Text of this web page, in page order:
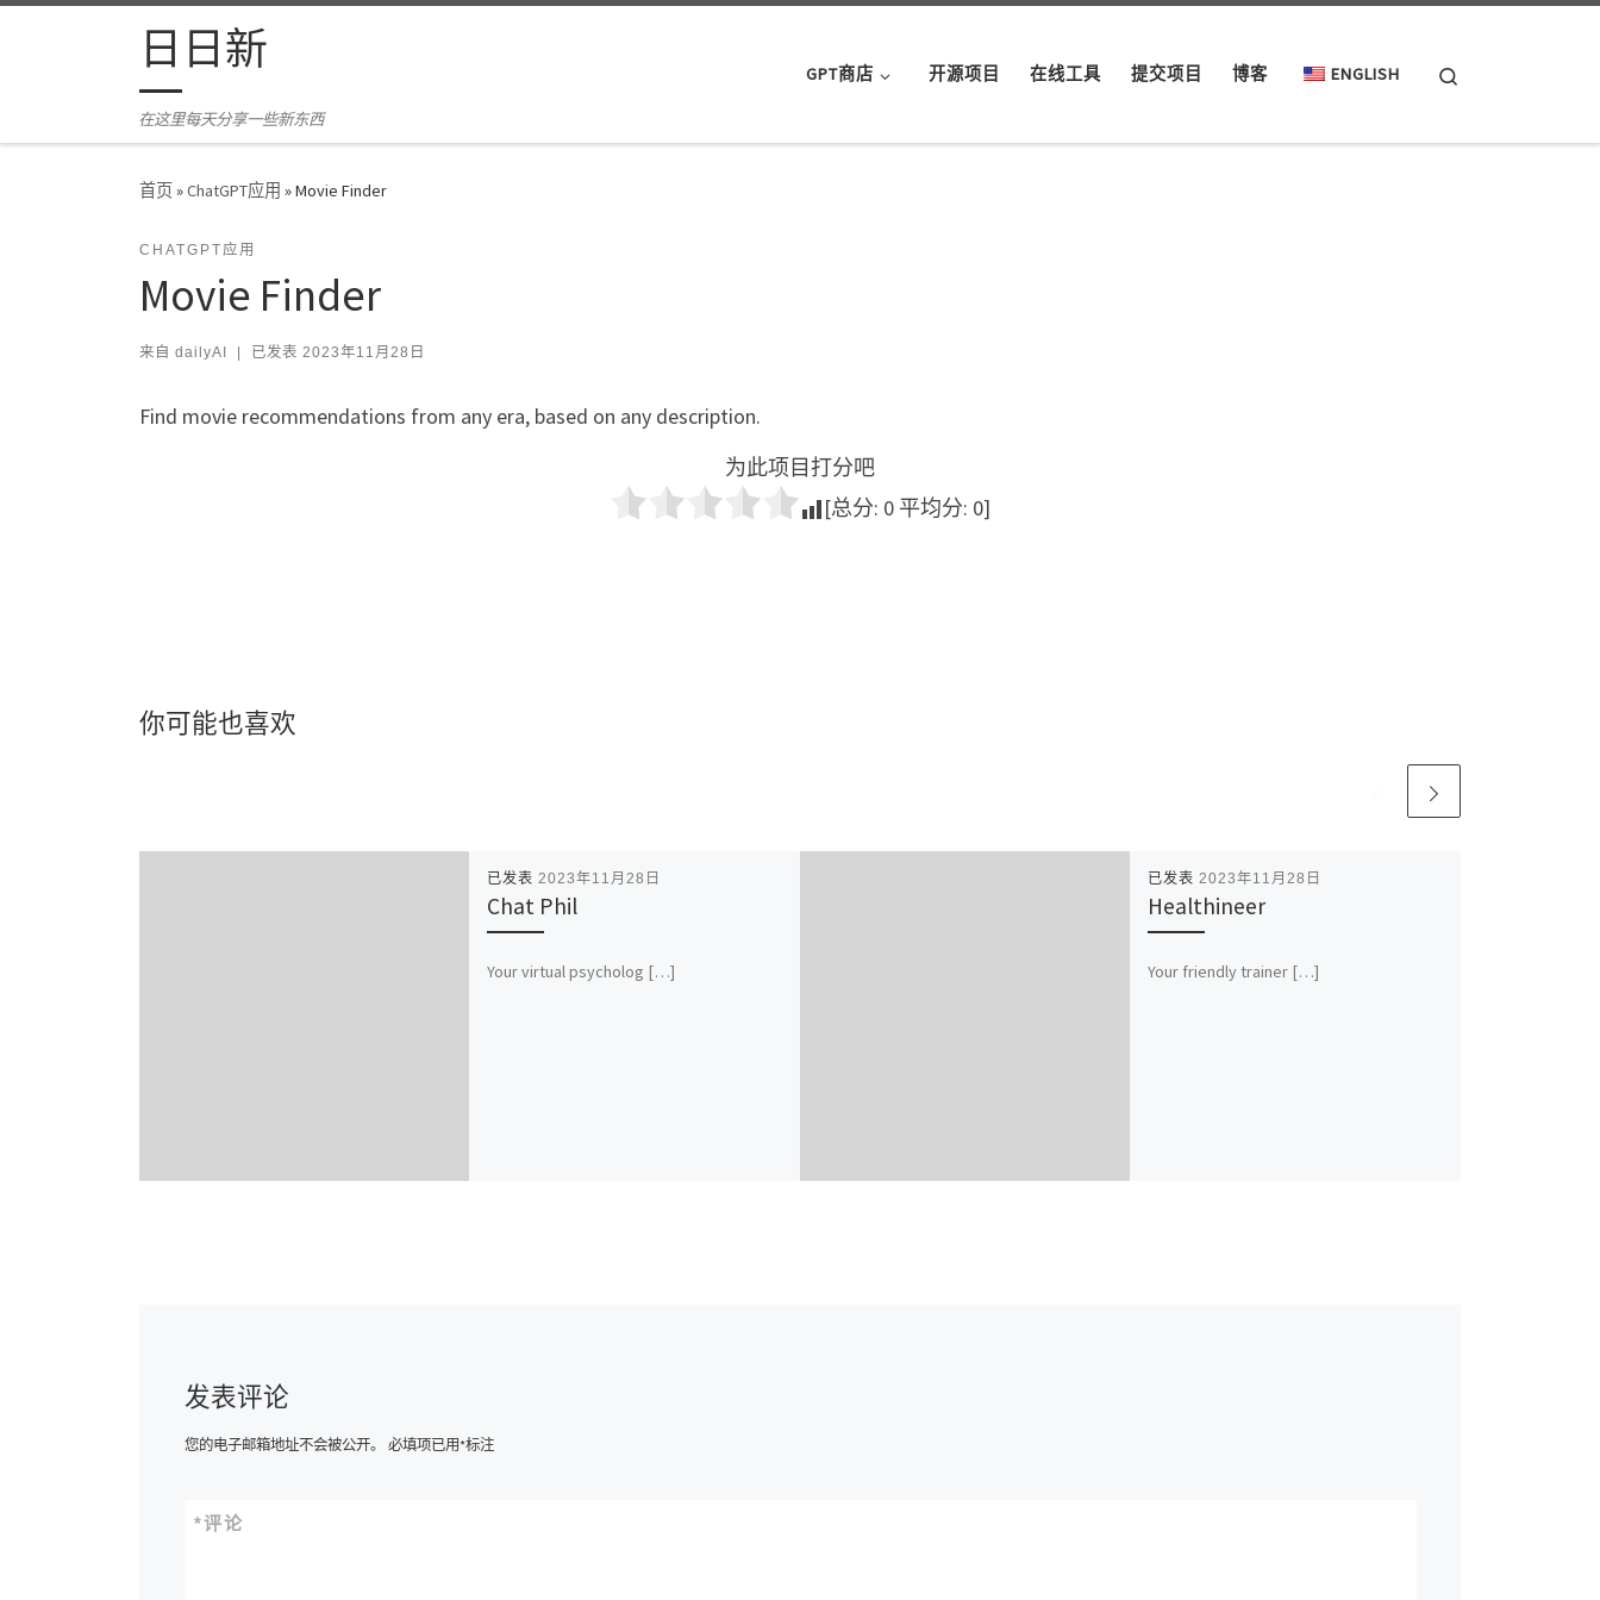
Skip to content日日新
在这里每天分享一些新东西
GPT商店 开源项目 在线工具 提交项目 博客 ENGLISH
首页»ChatGPT应用 »Movie Finder
CHATGPT应用
Movie Finder
来自 dailyAI 已发表 2023年11月28日
Find movie recommendations from any era, based on any description.
为此项目打分吧
[总分: 0 平均分: 0]
你可能也喜欢
已发表 2023年11月28日
Chat Phil
Your virtual psycholog […]
已发表 2023年11月28日
Healthineer
Your friendly trainer […]
发表评论
您的电子邮箱地址不会被公开。 必填项已用*标注
评论
*